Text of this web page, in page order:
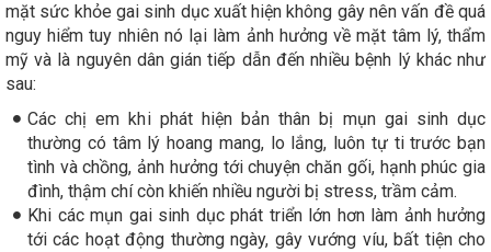
mặt sức khỏe gai sinh dục xuất hiện không gây nên vấn đề quá
nguy hiểm tuy nhiên nó lại làm ảnh hưởng về mặt tâm lý, thẩm
mỹ và là nguyên dân gián tiếp dẫn đến nhiều bệnh lý khác như
sau:
Các chị em khi phát hiện bản thân bị mụn gai sinh dục
thường có tâm lý hoang mang, lo lắng, luôn tự ti trước bạn
tình và chồng, ảnh hưởng tới chuyện chăn gối, hạnh phúc gia
đình, thậm chí còn khiến nhiều người bị stress, trầm cảm.
Khi các mụn gai sinh dục phát triển lớn hơn làm ảnh hưởng
tới các hoạt động thường ngày, gây vướng víu, bất tiện cho